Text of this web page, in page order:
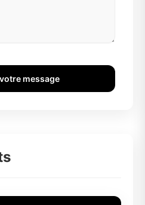
message